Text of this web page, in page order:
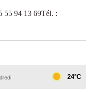
55 94 13 69Tél. :